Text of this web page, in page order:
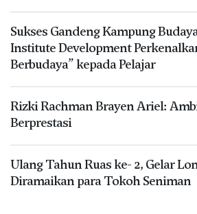
Sukses Gandeng Kampung
Institute Development
Berbudaya” kepada Pelajar
Rizki Rachman Brayen Ariel:
Berprestasi
Ulang Tahun Ruas ke- 2, Gelar
Diramaikan para Tokoh Seniman